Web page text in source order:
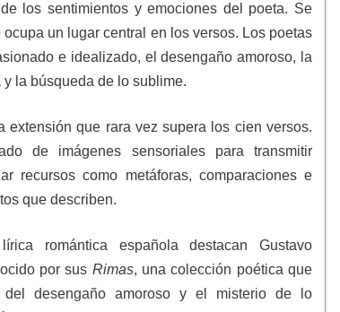
los sentimientos y emociones del poeta. Se
un lugar central en los versos. Los poetas
e idealizado, el desengaño amoroso, la
la búsqueda de lo sublime.
extensión que rara vez supera los cien versos.
de imágenes sensoriales para transmitir
recursos como metáforas, comparaciones e
que describen.
romántica española destacan Gustavo
por sus Rimas, una colección poética que
desengaño amoroso y el misterio de lo